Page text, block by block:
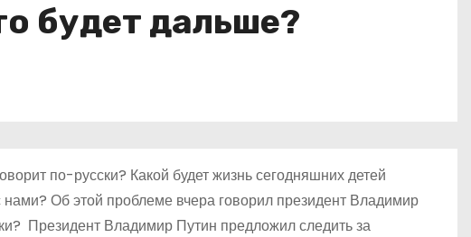
будет дальше?
по-русски? Какой будет жизнь сегодняшних детей
нами? Об этой проблеме вчера говорил президент Владимир
Президент Владимир Путин предложил следить за